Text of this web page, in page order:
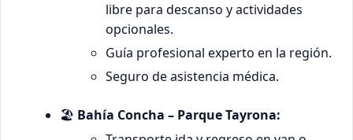
libre para descanso y actividades
opcionales.
Guía profesional experto en la región.
Seguro de asistencia médica.
🏖️ Bahía Concha – Parque Tayrona: